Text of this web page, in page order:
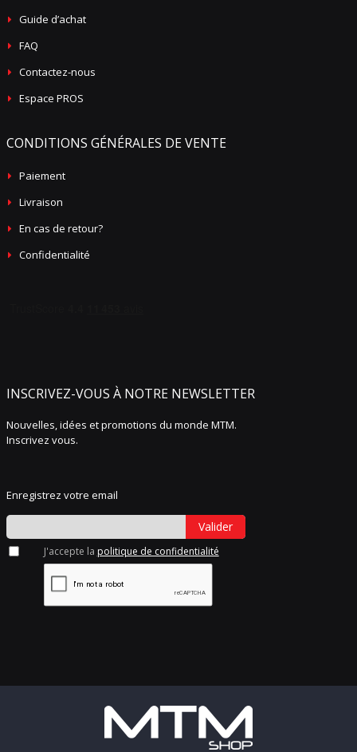
Guide d’achat
FAQ
Contactez-nous
Espace PROS
CONDITIONS GÉNÉRALES DE VENTE
Paiement
Livraison
En cas de retour?
Confidentialité
INSCRIVEZ-VOUS À NOTRE NEWSLETTER
Nouvelles, idées et promotions du monde MTM.
Inscrivez vous.
Enregistrez votre email
Valider
J'accepte la politique de confidentialité